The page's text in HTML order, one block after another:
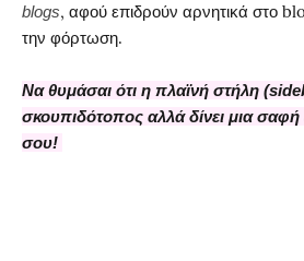
blogs, αφού επιδρούν αρνητικά στο
την φόρτωση.
Να θυμάσαι ότι η πλαϊνή στήλη
σκουπιδότοπος αλλά δίνει μια σαφή
σου!